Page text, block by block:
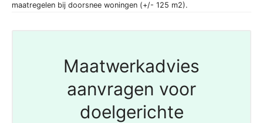
maatregelen bij doorsnee woningen (+/- 125 m2).
Maatwerkadvies
aanvragen voor
doelgerichte